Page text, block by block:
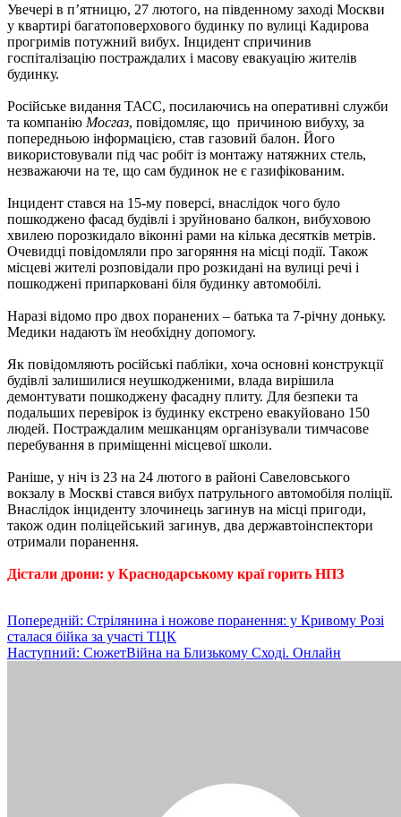
Увечері в п’ятницю, 27 лютого, на південному заході Москви
у квартирі багатоповерхового будинку по вулиці Кадирова
прогримів потужний вибух. Інцидент спричинив
госпіталізацію постраждалих і масову евакуацію жителів
будинку.
Російське видання ТАСС, посилаючись на оперативні служби
та компанію Мосгаз, повідомляє, що причиною вибуху, за
попередньою інформацією, став газовий балон. Його
використовували під час робіт із монтажу натяжних стель,
незважаючи на те, що сам будинок не є газифікованим.
Інцидент стався на 15-му поверсі, внаслідок чого було
пошкоджено фасад будівлі і зруйновано балкон, вибуховою
хвилею порозкидало віконні рами на кілька десятків метрів.
Очевидці повідомляли про загоряння на місці події. Також
місцеві жителі розповідали про розкидані на вулиці речі і
пошкоджені припарковані біля будинку автомобілі.
Наразі відомо про двох поранених – батька та 7-річну доньку.
Медики надають їм необхідну допомогу.
Як повідомляють російські пабліки, хоча основні конструкції
будівлі залишилися неушкодженими, влада вирішила
демонтувати пошкоджену фасадну плиту. Для безпеки та
подальших перевірок із будинку екстрено евакуйовано 150
людей. Постраждалим мешканцям організували тимчасове
перебування в приміщенні місцевої школи.
Раніше, у ніч із 23 на 24 лютого в районі Савеловського
вокзалу в Москві стався вибух патрульного автомобіля поліції.
Внаслідок інциденту злочинець загинув на місці пригоди,
також один поліцейський загинув, два державтоінспектори
отримали поранення.
Дістали дрони: у Краснодарському краї горить НПЗ
Навігація
записів
Попередній: Стрілянина і ножове поранення: у Кривому Розі
сталася бійка за участі ТЦК
Наступний: СюжетВійна на Близькому Сході. Онлайн